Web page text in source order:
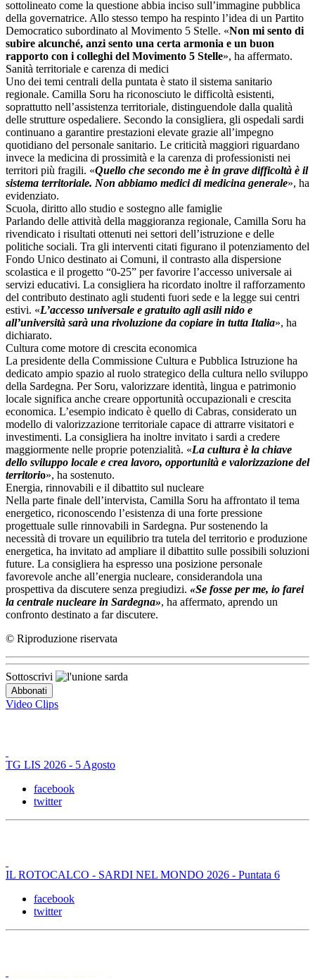
sottolineato come la questione abbia inciso sull’immagine pubblica
della governatrice. Allo stesso tempo ha respinto l’idea di un Partito
Democratico subordinato al Movimento 5 Stelle. «Non mi sento di
subire alcunché, anzi sento una certa armonia e un buon
rapporto con i colleghi del Movimento 5 Stelle», ha affermato.
Sanità territoriale e carenza di medici
Uno dei temi centrali della puntata è stato il sistema sanitario
regionale. Camilla Soru ha riconosciuto le difficoltà esistenti,
soprattutto nell’assistenza territoriale, distinguendole dalla qualità
delle strutture ospedaliere. Secondo la consigliera, gli ospedali sardi
continuano a garantire prestazioni elevate grazie all’impegno
quotidiano del personale sanitario. Le criticità maggiori riguardano
invece la medicina di prossimità e la carenza di professionisti nei
territori più fragili. «Quello che secondo me è in grave difficoltà è il
sistema territoriale. Non abbiamo medici di medicina generale», ha
evidenziato.
Scuola, diritto allo studio e sostegno alle famiglie
Parlando delle attività della maggioranza regionale, Camilla Soru ha
rivendicato i risultati ottenuti nei settori dell’istruzione e delle
politiche sociali. Tra gli interventi citati figurano il potenziamento del
Fondo Unico destinato ai Comuni, il contrasto alla dispersione
scolastica e il progetto “0-25” per favorire l’accesso universale ai
servizi educativi. La consigliera ha ricordato inoltre il rafforzamento
del contributo destinato agli studenti fuori sede e la legge sui centri
estivi. «L’accesso universale e gratuito agli asili nido e
all’università sarà una rivoluzione da copiare in tutta Italia», ha
dichiarato.
Cultura come motore di crescita economica
La presidente della Commissione Cultura e Pubblica Istruzione ha
dedicato ampio spazio al ruolo strategico della cultura nello sviluppo
della Sardegna. Per Soru, valorizzare identità, lingua e patrimonio
locale significa anche creare opportunità occupazionali e crescita
economica. L’esempio indicato è quello di Cabras, considerato un
modello di valorizzazione territoriale capace di attrarre visitatori e
investimenti. La consigliera ha inoltre invitato i sardi a credere
maggiormente nelle proprie potenzialità. «La cultura è la chiave
dello sviluppo locale e crea lavoro, opportunità e valorizzazione del
territorio», ha sostenuto.
Energia, rinnovabili e il dibattito sul nucleare
Nella parte finale dell’intervista, Camilla Soru ha affrontato il tema
energetico, riconoscendo l’esistenza di una forte pressione
progettuale sulle rinnovabili in Sardegna. Pur sostenendo la
necessità di trovare un equilibrio tra tutela del territorio e produzione
energetica, ha invitato ad ampliare il dibattito sulle possibili soluzioni
future. La consigliera ha espresso una posizione personale
favorevole anche all’energia nucleare, considerandola una
prospettiva da discutere senza pregiudizi. «Se fosse per me, io farei
la centrale nucleare in Sardegna», ha affermato, aprendo un
confronto destinato a far discutere.
© Riproduzione riservata
Sottoscrivi
Video Clips
TG LIS 2026 - 5 Agosto
facebook
twitter
IL ROTOCALCO - SARDI NEL MONDO 2026 - Puntata 6
facebook
twitter